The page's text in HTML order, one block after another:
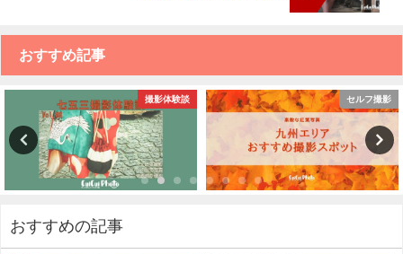
おすすめ記事
セルフ撮影 ファミリー撮影
おすすめの記事